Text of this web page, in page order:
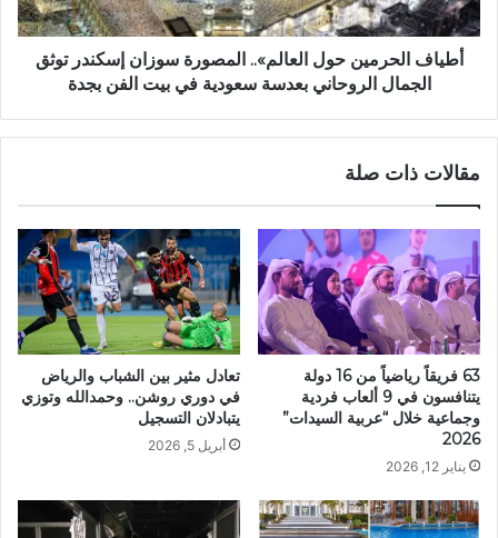
أطياف الحرمين حول العالم».. المصورة سوزان إسكندر توثق
الجمال الروحاني بعدسة سعودية في بيت الفن بجدة
مقالات ذات صلة
63 فريقاً رياضياً من 16 دولة
يتنافسون في 9 ألعاب فردية
وجماعية خلال “عربية السيدات”
2026
يناير 12, 2026
تعادل مثير بين الشباب والرياض
في دوري روشن.. وحمدالله وتوزي
يتبادلان التسجيل
أبريل 5, 2026